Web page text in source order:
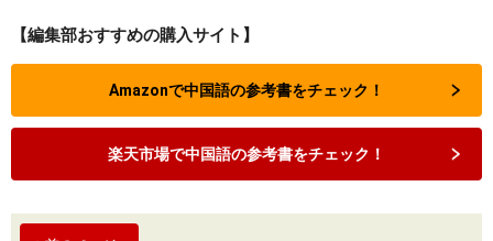
【編集部おすすめの購入サイト】
Amazonで中国語の参考書をチェック！
楽天市場で中国語の参考書をチェック！